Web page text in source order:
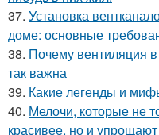
37. Установка
доме: основные
38. Почему вентиляция
так важна
39. Какие легенды и
40. Мелочи, которые не
красивее, но и